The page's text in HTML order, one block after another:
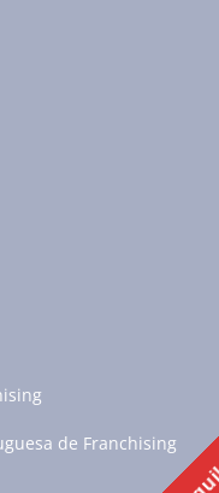
de Franchising